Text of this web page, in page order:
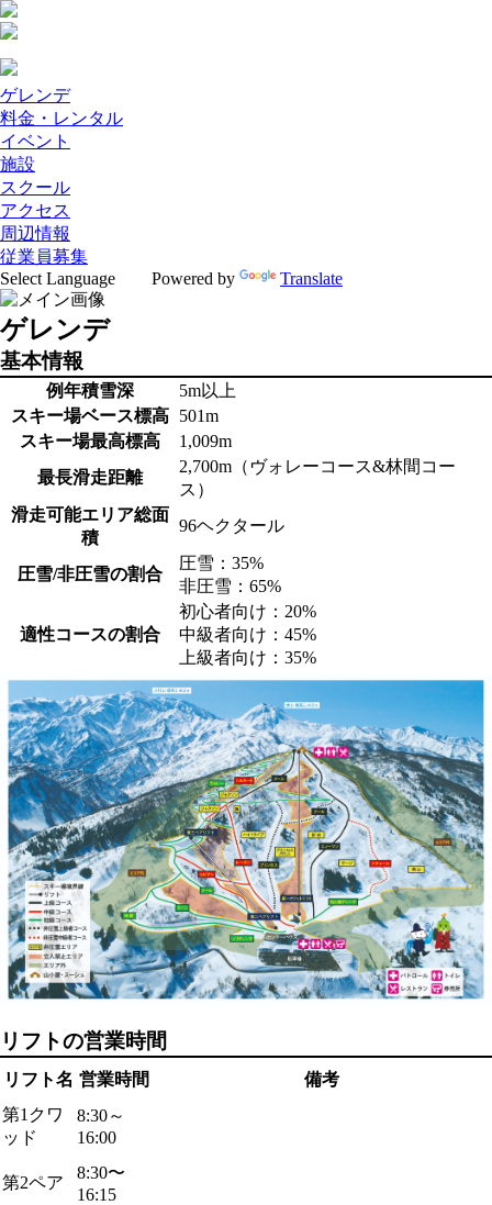
ゲレンデ
料金・レンタル
イベント
施設
スクール
アクセス
周辺情報
従業員募集
Powered by
Translate
ゲレンデ
基本情報
例年積雪深
5m以上
スキー場ベース標高
501m
スキー場最高標高
1,009m
最長滑走距離
2,700m（ヴォレーコース&林間コー
ス）
滑走可能エリア総面
積
96ヘクタール
圧雪/非圧雪の割合
圧雪：35%
非圧雪：65%
適性コースの割合
初心者向け：20%
中級者向け：45%
上級者向け：35%
リフトの営業時間
リフト名 営業時間
備考
第1クワ
ッド
8:30～
16:00
第2ペア
8:30〜
16:15